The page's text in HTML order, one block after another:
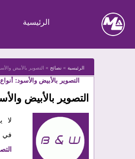
الرئيسية
الرئيسية » نصائح » التصوير بالأبيض
التصوير بالأبيض والأسود:
التصوير بالأبيض
لا